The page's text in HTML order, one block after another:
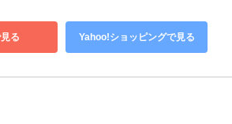
る Yahoo!ショッピングで見る